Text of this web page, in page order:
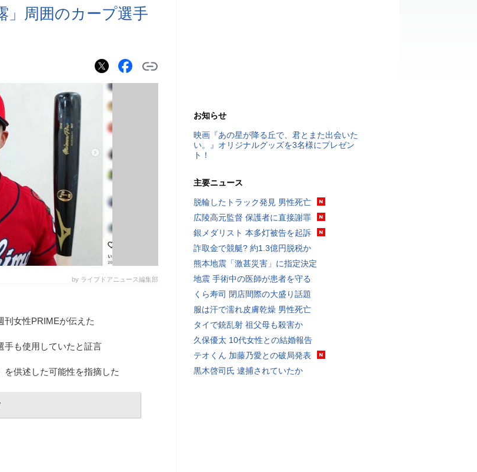
」周囲のカープ選手
by ライブドアニュース編集部
刊女性PRIMEが伝えた
手も使用していたと証言
供述した可能性を指摘した
お知らせ
映画『あの星が降る丘で、君とまた出会いた
い。』オリジナルグッズを3名様にプレゼン
ト！
主要ニュース
脱輪したトラック発見 男性死亡
広陵高元監督 保護者に直接謝罪
銀メダリスト 本多灯被告を起訴
詐取金で競艇? 約1.3億円脱税か
熊本地震「激甚災害」に指定決定
地震 手術中の医師が患者を守る
くら寿司 閉店間際の大盛り話題
服は汗で濡れ皮膚乾燥 男性死亡
タイで銃乱射 祖父母も殺害か
久保優太 10代女性との結婚報告
テオくん 加藤乃愛との破局発表
黒木啓司氏 逮捕されていたか